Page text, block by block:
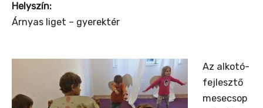
Helyszín:
Árnyas liget – gyerektér
Az alkotó-
fejlesztő
mesecsop